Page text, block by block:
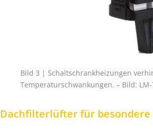
Bild 3 | Schaltschrankheizungen
Temperaturschwankungen.– Bild:
Dachfilterlüfter für